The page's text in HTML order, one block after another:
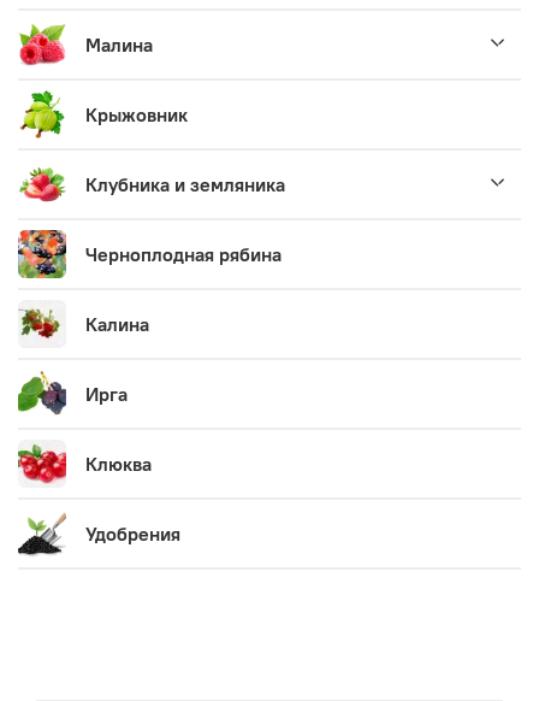
Малина
Крыжовник
Клубника и земляника
Черноплодная рябина
Калина
Ирга
Клюква
Удобрения